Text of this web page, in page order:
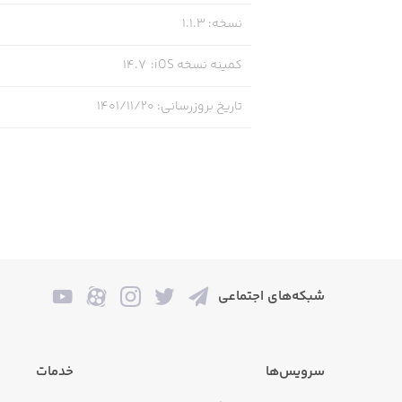
نسخه:
1.1.3
کمینه نسخه iOS :
14.7
تاریخ بروزرسانی: ۱۴۰۱/۱۱/۲۰
شبکه‌های اجتماعی
سرویس‌ها خدمات